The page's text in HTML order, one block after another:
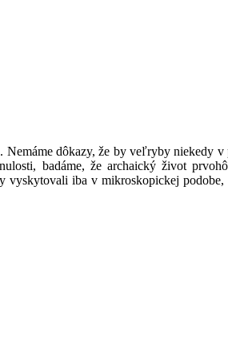
Nemáme dôkazy, že by veľryby niekedy
badáme, že archaický život
vyskytovali iba v mikroskopickej